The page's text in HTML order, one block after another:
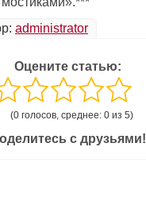
administrator
Оцените статью:
(0 голосов, среднее: 0 из 5)
с друзьями!